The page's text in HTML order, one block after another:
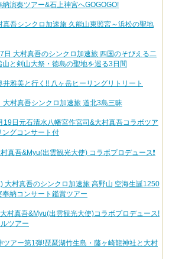
演奏ツアー&石上神宮へGOGOGO!
吾シンクロ加速旅 久能山東照宮～浜松の聖地
日 大村真吾のシンクロ加速旅 四国のそびえる二
と剣山大祭・徳島の聖地を巡る3日間
雅美と行く!! 八ヶ岳ヒーリングリトリート
村真吾シンクロ加速旅 道北3島三昧
19日元石清水八幡宮作宮司&大村真吾コラボツア
ングコンサート付
真吾&Myu(出雲観光大使) コラボプロデュース❗️
大村真吾のシンクロ加速旅 高野山 空海生誕1250
納コンサート鑑賞ツアー
村真吾&Myu(出雲観光大使)コラボプロデュース!
ツアー
アー第1弾!琵琶湖竹生島・藤ヶ崎龍神社と大村